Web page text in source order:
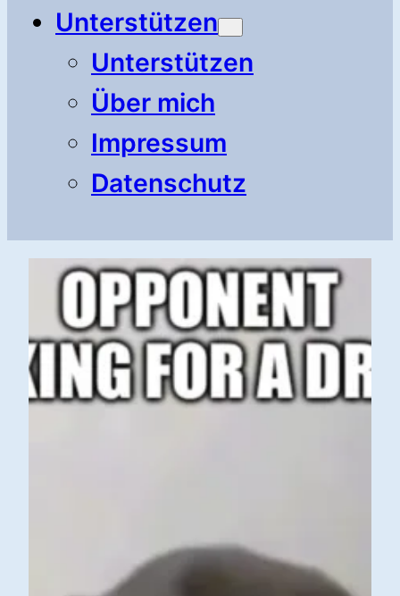
Unterstützen
Unterstützen
Über mich
Impressum
Datenschutz